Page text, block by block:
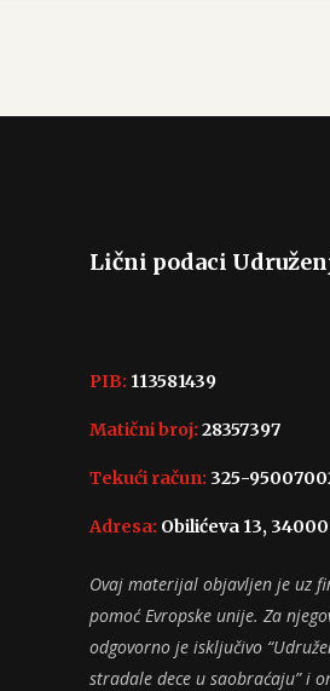
Lični podaci
PIB: 113581439
Matični broj: 28357397
Tekući račun: 325-
Adresa: Obilićeva 13,
Ovaj materijal objavljen je uz
pomoć Evropske unije. Za
odgovorno je isključivo
stradale dece u saobraćaju” i